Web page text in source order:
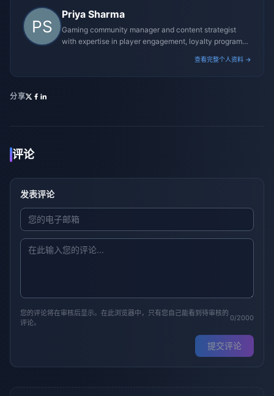
Priya Sharma
Gaming community manager and content strategist
with expertise in player engagement, loyalty programs,
查看完整个人资料 →
分享
评论
发表评论
您的评论将在审核后显示。在此浏览器中，只有您自己能看到待审核的
评论。
0/2000
提交评论